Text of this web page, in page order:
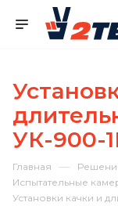
УК-900-
Главная —
Испытательные
Установки качки и